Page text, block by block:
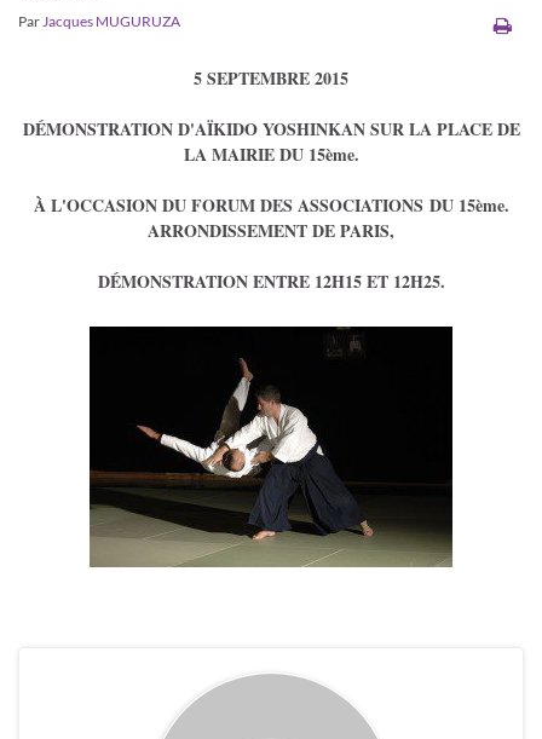
ParJacques MUGURUZA
5 SEPTEMBRE 2015
DÉMONSTRATION D'AÏKIDO YOSHINKAN SUR LA PLACE DE
LA MAIRIE DU 15ème.
À L'OCCASION DU FORUM DES ASSOCIATIONS DU 15ème.
ARRONDISSEMENT DE PARIS,
DÉMONSTRATION ENTRE 12H15 ET 12H25.